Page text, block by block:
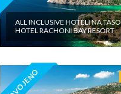
ALL INCLUSIVE HOTELI NA
HOTEL RACHONI BAY RESORT